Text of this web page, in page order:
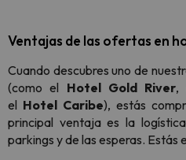
Ventajas de las ofertas en
Cuando descubres uno de
(como el Hotel Gold River,
el Hotel Caribe), estás
principal ventaja es la
parkings y de las esperas. Estás